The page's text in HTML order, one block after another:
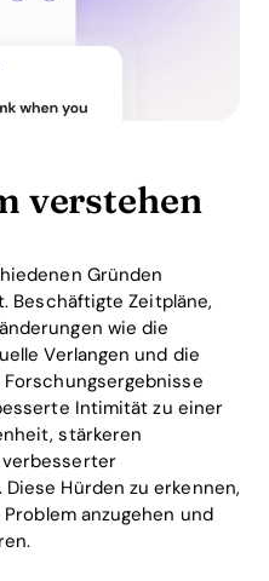
verstehen
Gründen
Beschäftigte Zeitpläne,
wie die
Verlangen und die
Intimität zu einer
stärkeren
verbesserter
Hürden zu erkennen,
anzugehen und